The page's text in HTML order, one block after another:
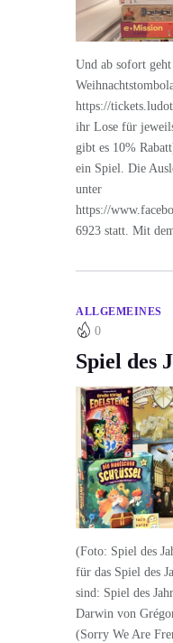
Und ab sofort
https://
ihr Lose für
gibt es 10%
ein Spiel. Die
unter
https://
6923 statt. Mit
ALLGEMEINES
0
Spiel des
(Foto: Spiel des
für das Spiel des
sind: Spiel des
Darwin von
(Sorry We Are